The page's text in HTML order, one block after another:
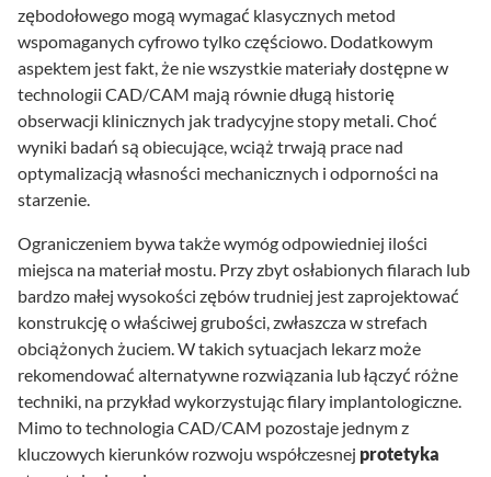
zębodołowego mogą wymagać klasycznych metod
wspomaganych cyfrowo tylko częściowo. Dodatkowym
aspektem jest fakt, że nie wszystkie materiały dostępne w
technologii CAD/CAM mają równie długą historię
obserwacji klinicznych jak tradycyjne stopy metali. Choć
wyniki badań są obiecujące, wciąż trwają prace nad
optymalizacją własności mechanicznych i odporności na
starzenie.
Ograniczeniem bywa także wymóg odpowiedniej ilości
miejsca na materiał mostu. Przy zbyt osłabionych filarach lub
bardzo małej wysokości zębów trudniej jest zaprojektować
konstrukcję o właściwej grubości, zwłaszcza w strefach
obciążonych żuciem. W takich sytuacjach lekarz może
rekomendować alternatywne rozwiązania lub łączyć różne
techniki, na przykład wykorzystując filary implantologiczne.
Mimo to technologia CAD/CAM pozostaje jednym z
kluczowych kierunków rozwoju współczesnej protetyka